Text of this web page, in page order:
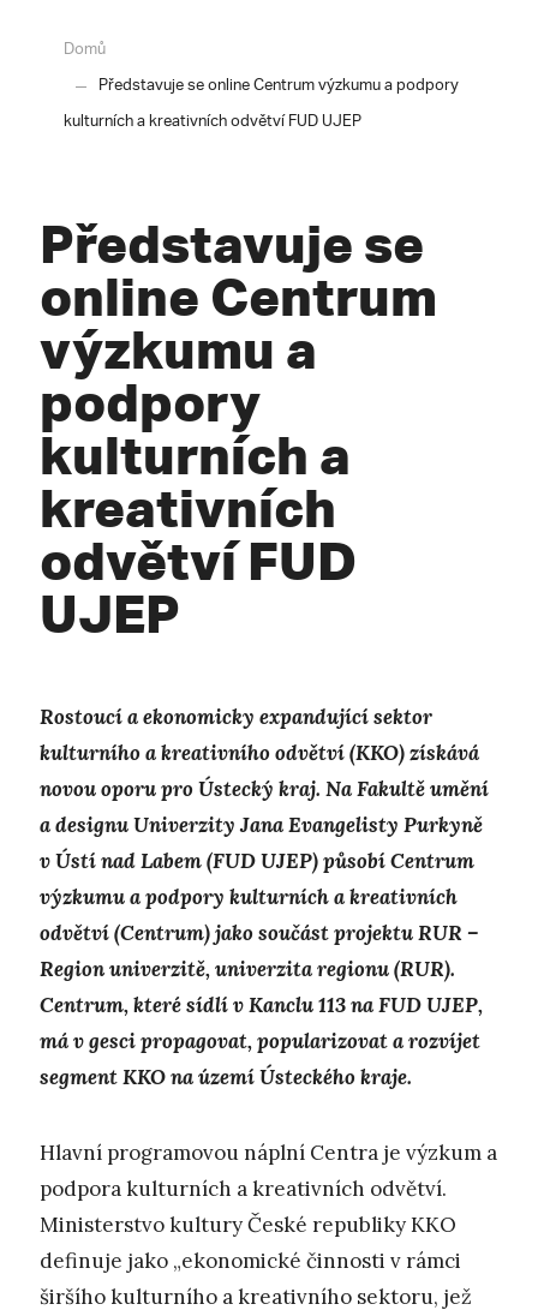
Domů
Představuje se online Centrum výzkumu a podpory
kulturních a kreativních odvětví FUD UJEP
Představuje se
online Centrum
výzkumu a
podpory
kulturních a
kreativních
odvětví FUD
UJEP
Rostoucí a ekonomicky expandující sektor
kulturního a kreativního odvětví (KKO) získává
novou oporu pro Ústecký kraj. Na Fakultě umění
a designu Univerzity Jana Evangelisty Purkyně
v Ústí nad Labem(FUDUJEP) působí Centrum
výzkumu a podpory kulturních a kreativních
odvětví (Centrum) jako součást projektu RUR –
Region univerzitě, univerzita regionu (RUR).
Centrum, které sídlí v Kanclu 113 na FUD UJEP,
má v gesci propagovat, popularizovat a rozvíjet
segment KKO na území Ústeckého kraje.
Hlavní programovou náplní Centra je výzkum a
podpora kulturních a kreativních odvětví.
Ministerstvo kultury České republiky KKO
definuje jako „ekonomické činnosti v rámci
širšího kulturního a kreativního sektoru, jež